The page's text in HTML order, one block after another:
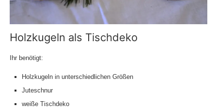
Holzkugeln als Tischdeko
Ihr benötigt:
Holzkugeln in unterschiedlichen Größen
Juteschnur
weiße Tischdeko